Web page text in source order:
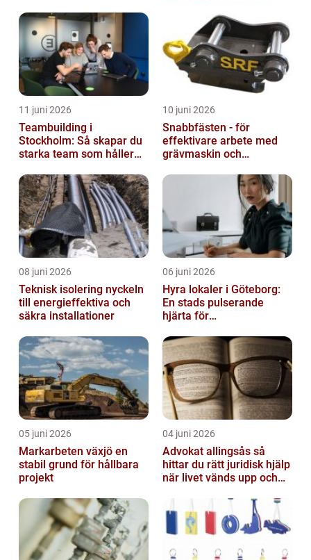
11 juni 2026
Teambuilding i
Stockholm: Så skapar du
starka team som håller
10 juni 2026
Snabbfästen - för
effektivare arbete med
grävmaskin och
08 juni 2026
Teknisk isolering nyckeln
till energieffektiva och
säkra installationer
06 juni 2026
Hyra lokaler i Göteborg:
En stads pulserande
hjärta för
05 juni 2026
Markarbeten växjö en
stabil grund för hållbara
projekt
04 juni 2026
Advokat allingsås så
hittar du rätt juridisk hjälp
när livet vänds upp och